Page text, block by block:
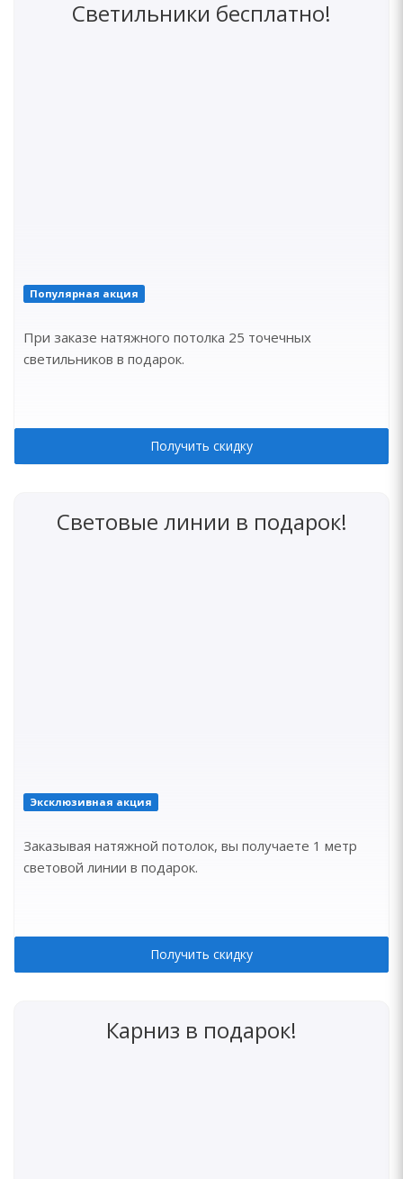
Светильники бесплатно!
Популярная акция
При заказе натяжного потолка 25 точечных
светильников в подарок.
Получить скидку
Световые линии в подарок!
Эксклюзивная акция
Заказывая натяжной потолок, вы получаете 1 метр
световой линии в подарок.
Получить скидку
Карниз в подарок!